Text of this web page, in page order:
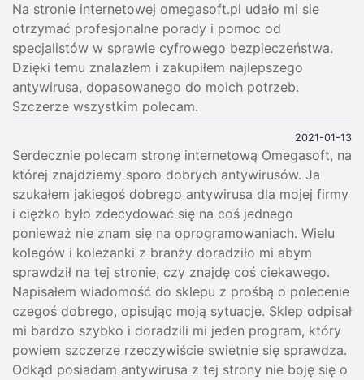
Na stronie internetowej omegasoft.pl udało mi sie
otrzymać profesjonalne porady i pomoc od
specjalistów w sprawie cyfrowego bezpieczeństwa.
Dzięki temu znalazłem i zakupiłem najlepszego
antywirusa, dopasowanego do moich potrzeb.
Szczerze wszystkim polecam.
2021-01-13
Serdecznie polecam stronę internetową Omegasoft, na
której znajdziemy sporo dobrych antywirusów. Ja
szukałem jakiegoś dobrego antywirusa dla mojej firmy
i ciężko było zdecydować się na coś jednego
ponieważ nie znam się na oprogramowaniach. Wielu
kolegów i koleżanki z branży doradziło mi abym
sprawdził na tej stronie, czy znajdę coś ciekawego.
Napisałem wiadomość do sklepu z prośbą o polecenie
czegoś dobrego, opisując moją sytuacje. Sklep odpisał
mi bardzo szybko i doradzili mi jeden program, który
powiem szczerze rzeczywiście swietnie się sprawdza.
Odkąd posiadam antywirusa z tej strony nie boję się o